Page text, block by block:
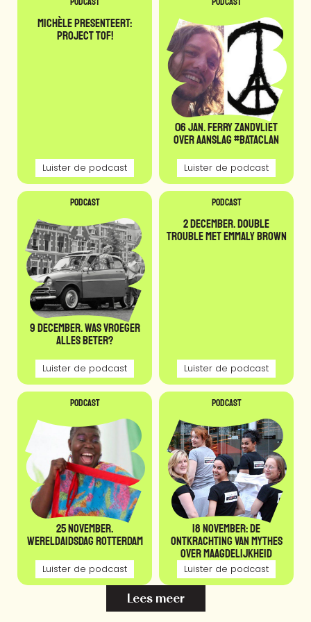
Michèle presenteert:
Project TOF!
Luister de podcast
06 jan. Ferry Zandvliet
over aanslag #Bataclan
Luister de podcast
Podcast
9 december. Was vroeger
alles beter?
Luister de podcast
Podcast
2 december. Double
Trouble met Emmaly Brown
Luister de podcast
Podcast
25 november.
WereldAidsdag Rotterdam
Luister de podcast
Podcast
18 november: De
Ontkrachting van Mythes
over Maagdelijkheid
Luister de podcast
Lees meer